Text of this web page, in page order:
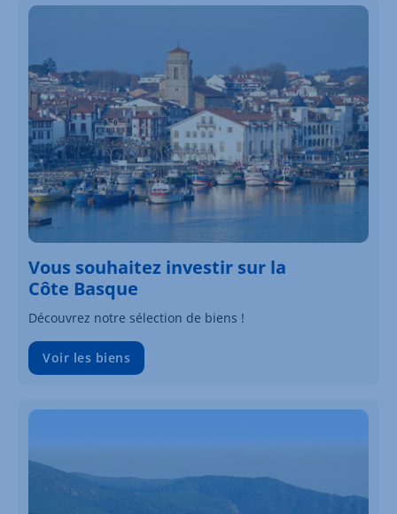
Vous souhaitez investir sur la
Côte Basque
Découvrez notre sélection de biens !
Voir les biens